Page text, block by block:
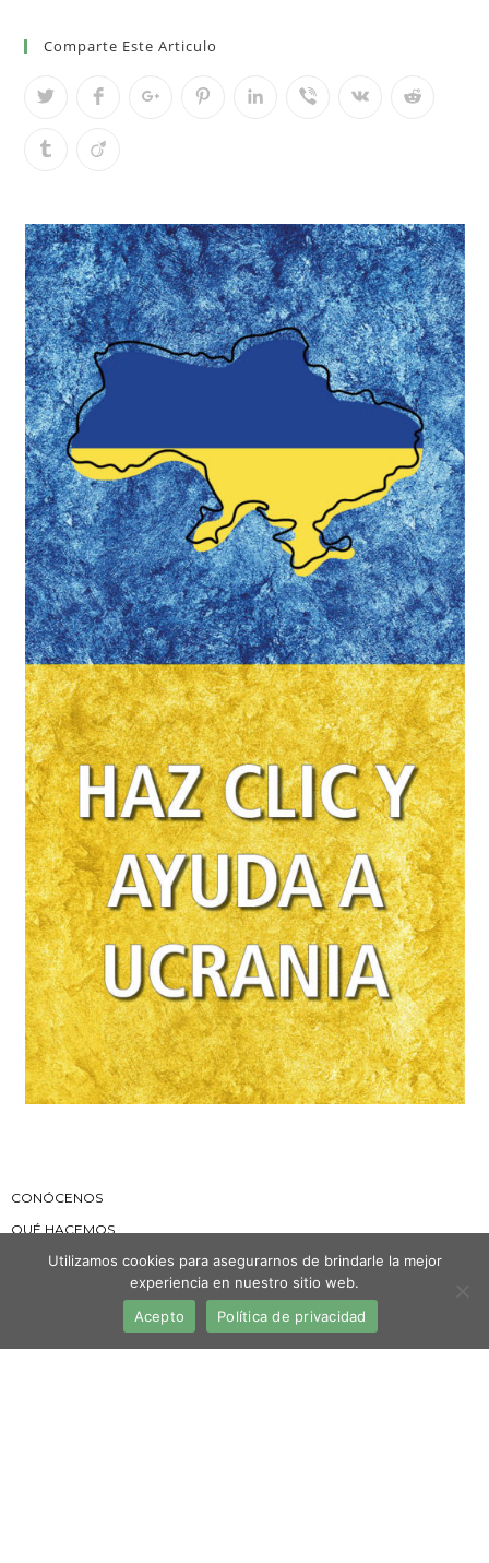
Comparte Este Articulo
CONÓCENOS
QUÉ HACEMOS
DÓNDE ESTAMOS
Utilizamos cookies para asegurarnos de brindarle la mejor
experiencia en nuestro sitio web.
Acepto
Política de privacidad